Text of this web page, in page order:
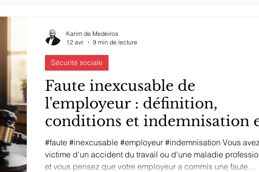
Faute inexcusable de
l'employeur : définition,
conditions et indemnisation
2026
#faute #inexcusable #employeur #indemnisation Vous
victime d'un accident du travail ou d'une maladie
et vous pensez que votre employeur a commis une faute
Sécurité sociale
Karim de Medeiros
12 avr.
9 min de lecture